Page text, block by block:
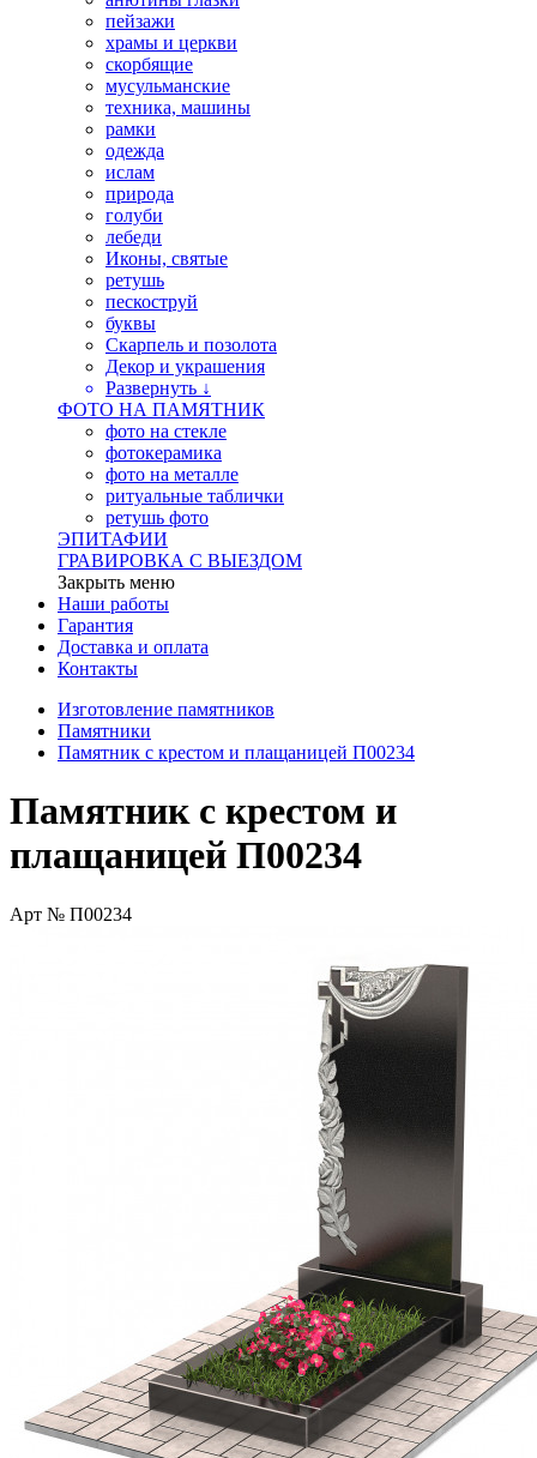
пейзажи
храмы и церкви
скорбящие
мусульманские
техника, машины
рамки
одежда
ислам
природа
голуби
лебеди
Иконы, святые
ретушь
пескоструй
буквы
Скарпель и позолота
Декор и украшения
Развернуть ↓
ФОТО НА ПАМЯТНИК
фото на стекле
фотокерамика
фото на металле
ритуальные таблички
ретушь фото
ЭПИТАФИИ
ГРАВИРОВКА С ВЫЕЗДОМ
Закрыть меню
Наши работы
Гарантия
Доставка и оплата
Контакты
Изготовление памятников
Памятники
Памятник с крестом и плащаницей П00234
Памятник с крестом и
плащаницей П00234
Арт № П00234